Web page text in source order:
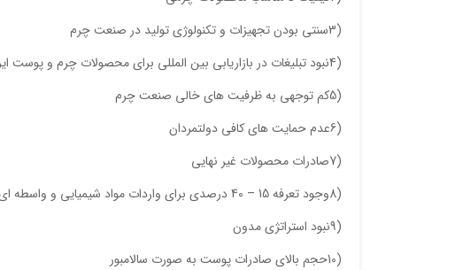
(3سنتی بودن تجهیزات و تکنولوژی تولید در صنعت چرم
(4نبود تبلیغات در بازاریابی بین المللی برای محصولات چرم و پوست ایران
(5کم توجهی به ظرفیت های خالی صنعت چرم
(6عدم حمایت های کافی دولتمردان
(7صادرات محصولات غیر نهایی
(8وجود تعرفه 15 – 40 درصدی برای واردات مواد شیمیایی و واسطه ای
(9نبود استراتژی مدون
(10حجم بالای صادرات پوست به صورت سالامبور